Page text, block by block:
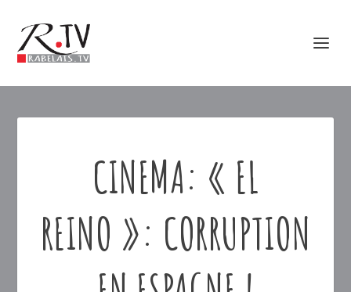
CINEMA: « EL
REINO »: CORRUPTION